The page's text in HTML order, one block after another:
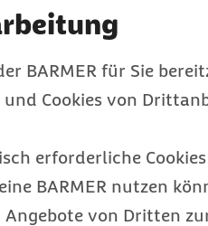
BARMER für Sie
und Cookies von
erforderliche
BARMER nutzen
von Dritten